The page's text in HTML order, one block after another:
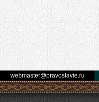
webmaster@pravoslavie.ru